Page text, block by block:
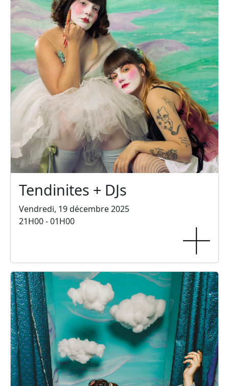
Tendinites + DJs
Vendredi, 19 décembre 2025
21H00 - 01H00